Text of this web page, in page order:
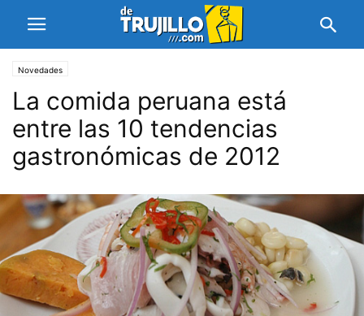
Novedades
La comida peruana está
entre las 10 tendencias
gastronómicas de 2012